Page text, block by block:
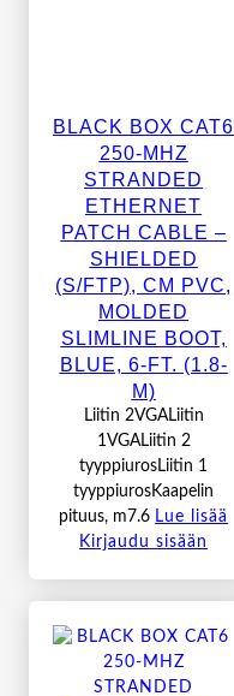
BLACK BOX CAT6
250-MHZ
STRANDED
ETHERNET
PATCH CABLE –
SHIELDED
(S/FTP), CM PVC,
MOLDED
SLIMLINE BOOT,
BLUE, 6-FT. (1.8-
M)
Liitin 2VGALiitin
1VGALiitin 2
tyyppiurosLiitin 1
tyyppiurosKaapelin
pituus, m7.6 Lue lisää
Kirjaudu sisään